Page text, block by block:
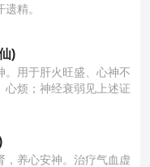
精。
)
。用于肝火旺盛、心神不
心烦；神经衰弱见上述证
，养心安神。治疗气血虚